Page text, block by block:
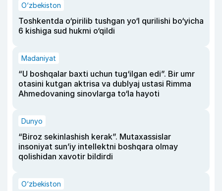
O‘zbekiston
Toshkentda o‘pirilib tushgan yo‘l qurilishi bo‘yicha
6 kishiga sud hukmi o‘qildi
Madaniyat
“U boshqalar baxti uchun tug‘ilgan edi”. Bir umr
otasini kutgan aktrisa va dublyaj ustasi Rimma
Ahmedovaning sinovlarga to‘la hayoti
Dunyo
“Biroz sekinlashish kerak”. Mutaxassislar
insoniyat sun’iy intellektni boshqara olmay
qolishidan xavotir bildirdi
O‘zbekiston